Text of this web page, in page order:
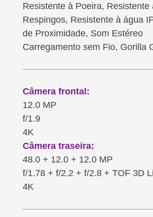
Resistente à Poeira, Resistente
Respingos, Resistente à água
de Proximidade, Som Estéreo
Carregamento sem Fio, Gorilla
Câmera frontal:
12.0 MP
f/1.9
4K
Câmera traseira:
48.0 + 12.0 + 12.0 MP
f/1.78 + f/2.2 + f/2.8 + TOF 3D
4K